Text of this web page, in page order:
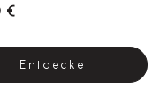
€
Entdecke